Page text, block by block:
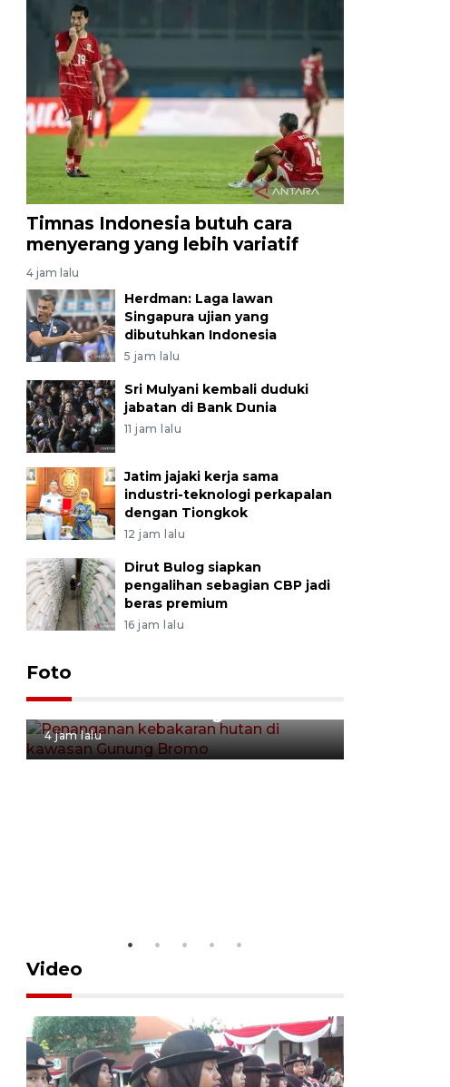
Timnas Indonesia butuh cara
menyerang yang lebih variatif
4 jam lalu
Herdman: Laga lawan
Singapura ujian yang
dibutuhkan Indonesia
5 jam lalu
Sri Mulyani kembali duduki
jabatan di Bank Dunia
11 jam lalu
Jatim jajaki kerja sama
industri-teknologi perkapalan
dengan Tiongkok
12 jam lalu
Dirut Bulog siapkan
pengalihan sebagian CBP jadi
beras premium
16 jam lalu
Foto
Penanganan kebakaran hutan
4 jam lalu
Video